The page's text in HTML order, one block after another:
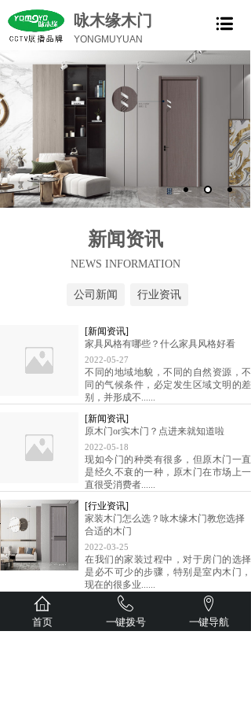
咏木缘木门
YONGMUYUAN
新闻资讯
NEWS INFORMATION
公司新闻 行业资讯
[新闻资讯]
家具风格有哪些？什么家具风格好看
2022-05-27
不同的地域地貌，不同的自然资源，不
同的气候条件，必定发生区域文明的差
别，并形成不......
[新闻资讯]
原木门or实木门？点进来就知道啦
2022-05-18
现如今门的种类有很多，但原木门一直
是经久不衰的一种，原木门在市场上一
直很受消费者......
[行业资讯]
家装木门怎么选？咏木缘木门教您选择
合适的木门
2022-03-25
在我们的家装过程中，对于房门的选择
是必不可少的步骤，特别是室内木门，
现在的很多业......
[行业资讯]
装修新房子选择套装门时，教你这些省
钱绝招
首页 一键拨号 一键导航